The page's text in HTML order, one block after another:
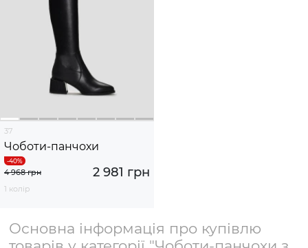
37
Чоботи-панчохи
2 981 грн
4 968 грн
1 колір
Основна інформація про купівлю